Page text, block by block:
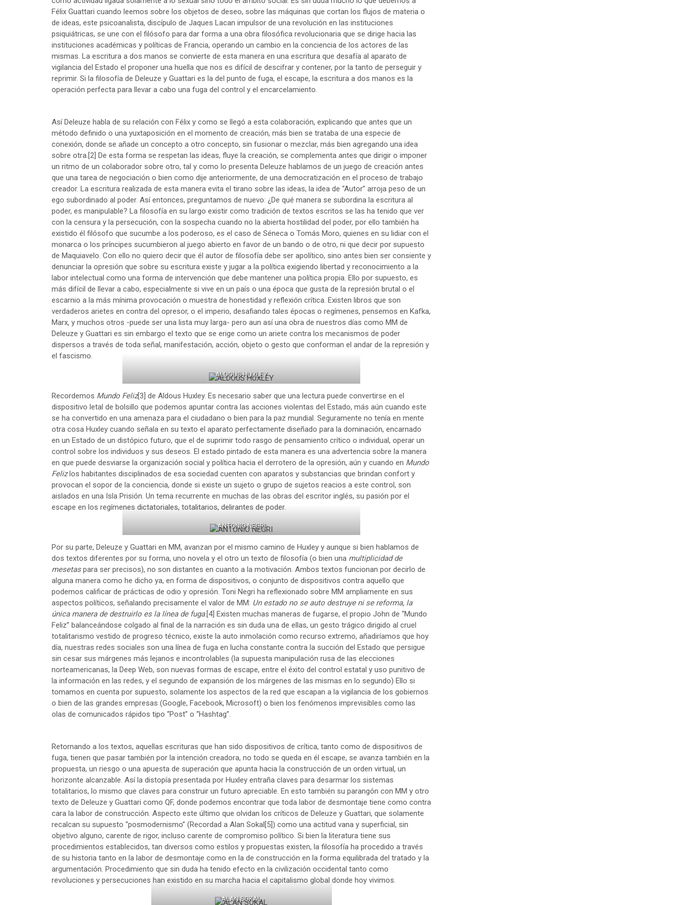
Félix Guattari cuando leemos sobre los objetos de deseo, sobre las máquinas que cortan los flujos de materia o
de ideas, este psicoanalista, discípulo de Jaques Lacan impulsor de una revolución en las instituciones
psiquiátricas, se une con el filósofo para dar forma a una obra filosófica revolucionaria que se dirige hacia las
instituciones académicas y políticas de Francia, operando un cambio en la conciencia de los actores de las
mismas. La escritura a dos manos se convierte de esta manera en una escritura que desafía al aparato de
vigilancia del Estado el proponer una huella que nos es difícil de descifrar y contener, por la tanto de perseguir y
reprimir. Si la filosofía de Deleuze y Guattari es la del punto de fuga, el escape, la escritura a dos manos es la
operación perfecta para llevar a cabo una fuga del control y el encarcelamiento.
Así Deleuze habla de su relación con Félix y como se llegó a esta colaboración, explicando que antes que un
método definido o una yuxtaposición en el momento de creación, más bien se trataba de una especie de
conexión, donde se añade un concepto a otro concepto, sin fusionar o mezclar, más bien agregando una idea
sobre otra.[2] De esta forma se respetan las ideas, fluye la creación, se complementa antes que dirigir o imponer
un ritmo de un colaborador sobre otro, tal y como lo presenta Deleuze hablamos de un juego de creación antes
que una tarea de negociación o bien como dije anteriormente, de una democratización en el proceso de trabajo
creador. La escritura realizada de esta manera evita el tirano sobre las ideas, la idea de “Autor” arroja peso de un
ego subordinado al poder. Así entonces, preguntamos de nuevo: ¿De qué manera se subordina la escritura al
poder, es manipulable? La filosofía en su largo existir como tradición de textos escritos se las ha tenido que ver
con la censura y la persecución, con la sospecha cuando no la abierta hostilidad del poder, por ello también ha
existido él filósofo que sucumbe a los poderoso, es el caso de Séneca o Tomás Moro, quienes en su lidiar con el
monarca o los príncipes sucumbieron al juego abierto en favor de un bando o de otro, ni que decir por supuesto
de Maquiavelo. Con ello no quiero decir que él autor de filosofía debe ser apolítico, sino antes bien ser consiente y
denunciar la opresión que sobre su escritura existe y jugar a la política exigiendo libertad y reconocimiento a la
labor intelectual como una forma de intervención que debe mantener una política propia. Ello por supuesto, es
más difícil de llevar a cabo, especialmente si vive en un país o una época que gusta de la represión brutal o el
escarnio a la más mínima provocación o muestra de honestidad y reflexión crítica. Existen libros que son
verdaderos arietes en contra del opresor, o el imperio, desafiando tales épocas o regímenes, pensemos en Kafka,
Marx, y muchos otros -puede ser una lista muy larga- pero aun así una obra de nuestros días como MM de
Deleuze y Guattari es sin embargo el texto que se erige como un ariete contra los mecanismos de poder
dispersos a través de toda señal, manifestación, acción, objeto o gesto que conforman el andar de la represión y
el fascismo.
ALDOUS HUXLEY
Recordemos Mundo Feliz[3] de Aldous Huxley. Es necesario saber que una lectura puede convertirse en el
dispositivo letal de bolsillo que podemos apuntar contra las acciones violentas del Estado, más aún cuando este
se ha convertido en una amenaza para el ciudadano o bien para la paz mundial. Seguramente no tenía en mente
otra cosa Huxley cuando señala en su texto el aparato perfectamente diseñado para la dominación, encarnado
en un Estado de un distópico futuro, que el de suprimir todo rasgo de pensamiento crítico o individual, operar un
control sobre los individuos y sus deseos. El estado pintado de esta manera es una advertencia sobre la manera
en que puede desviarse la organización social y política hacia el derrotero de la opresión, aún y cuando en Mundo
Felizlos habitantes disciplinados de esa sociedad cuenten con aparatos y substancias que brindan confort y
provocan el sopor de la conciencia, donde si existe un sujeto o grupo de sujetos reacios a este control, son
aislados en una Isla Prisión. Un tema recurrente en muchas de las obras del escritor inglés, su pasión por el
escape en los regímenes dictatoriales, totalitarios, delirantes de poder.
ANTONIO NEGRI
Por su parte, Deleuze y Guattari en MM, avanzan por el mismo camino de Huxley y aunque si bien hablamos de
dos textos diferentes por su forma, uno novela y el otro un texto de filosofía (o bien una multiplicidad de
mesetaspara ser precisos), no son distantes en cuanto a la motivación. Ambos textos funcionan por decirlo de
alguna manera como he dicho ya, en forma de dispositivos, o conjunto de dispositivos contra aquello que
podemos calificar de prácticas de odio y opresión. Toni Negri ha reflexionado sobre MM ampliamente en sus
aspectos políticos, señalando precisamente el valor de MM: Un estado no se auto destruye ni se reforma, la
única manera de destruirlo es la línea de fuga.[4] Existen muchas maneras de fugarse, el propio John de “Mundo
Feliz” balanceándose colgado al final de la narración es sin duda una de ellas, un gesto trágico dirigido al cruel
totalitarismo vestido de progreso técnico, existe la auto inmolación como recurso extremo, añadiríamos que hoy
día, nuestras redes sociales son una línea de fuga en lucha constante contra la succión del Estado que persigue
sin cesar sus márgenes más lejanos e incontrolables (la supuesta manipulación rusa de las elecciones
norteamericanas, la Deep Web, son nuevas formas de escape, entre el éxito del control estatal y uso punitivo de
la información en las redes, y el segundo de expansión de los márgenes de las mismas en lo segundo) Ello si
tomamos en cuenta por supuesto, solamente los aspectos de la red que escapan a la vigilancia de los gobiernos
o bien de las grandes empresas (Google, Facebook, Microsoft) o bien los fenómenos imprevisibles como las
olas de comunicados rápidos tipo “Post” o “Hashtag”.
Retornando a los textos, aquellas escrituras que han sido dispositivos de crítica, tanto como de dispositivos de
fuga, tienen que pasar también por la intención creadora, no todo se queda en él escape, se avanza también en la
propuesta, un riesgo o una apuesta de superación que apunta hacia la construcción de un orden virtual, un
horizonte alcanzable. Así la distopía presentada por Huxley entraña claves para desarmar los sistemas
totalitarios, lo mismo que claves para construir un futuro apreciable. En esto también su parangón con MM y otro
texto de Deleuze y Guattari como QF, donde podemos encontrar que toda labor de desmontaje tiene como contra
cara la labor de construcción. Aspecto este último que olvidan los críticos de Deleuze y Guattari, que solamente
recalcan su supuesto “posmodernismo” (Recordad a Alan Sokal[5]) como una actitud vana y superficial, sin
objetivo alguno, carente de rigor, incluso carente de compromiso político. Si bien la literatura tiene sus
procedimientos establecidos, tan diversos como estilos y propuestas existen, la filosofía ha procedido a través
de su historia tanto en la labor de desmontaje como en la de construcción en la forma equilibrada del tratado y la
argumentación. Procedimiento que sin duda ha tenido efecto en la civilización occidental tanto como
revoluciones y persecuciones han existido en su marcha hacia el capitalismo global donde hoy vivimos.
ALAN SOKAL